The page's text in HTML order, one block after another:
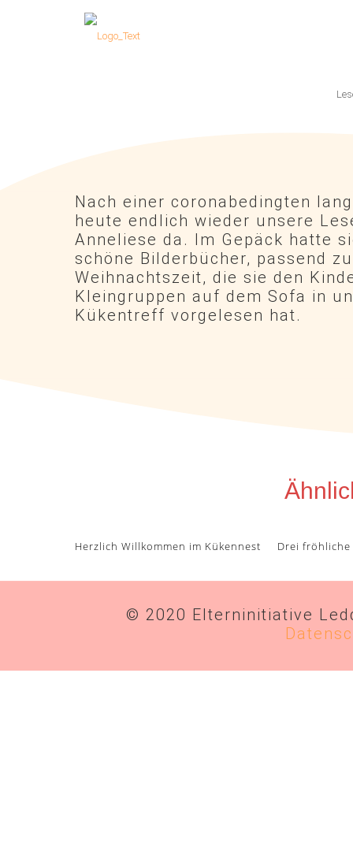
Nach einer coronabedingten
heute endlich wieder unsere
Anneliese da. Im Gepäck hatte
schöne Bilderbücher, passend
Weihnachtszeit, die sie den
Kleingruppen auf dem Sofa in
Kükentreff vorgelesen hat.
Herzlich Willkommen im Kükennest Drei
© 2020 Elterninitiative